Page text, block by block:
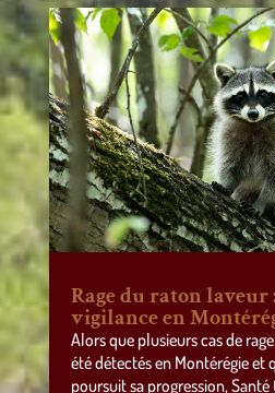
Rage du raton laveur
vigilance en
Alors que plusieurs cas de
été détectés en Montérégie et
poursuit sa progression,